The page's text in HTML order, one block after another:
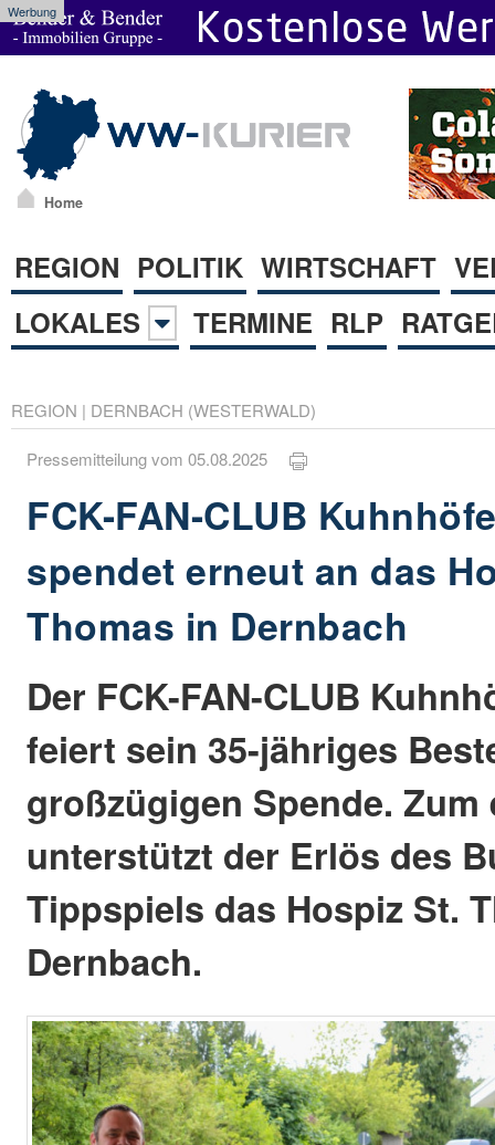
Werbung
Home
REGION POLITIK WIRTSCHAFT
LOKALES
TERMINE RLP
REGION | DERNBACH (WESTERWALD)
Pressemitteilung vom 05.08.2025
FCK-FAN-CLUB
spendet erneut an das
Thomas in Dernbach
Der FCK-FAN-CLUB
feiert sein 35-jähriges
großzügigen Spende. Zum
unterstützt der Erlös des
Tippspiels das Hospiz St.
Dernbach.